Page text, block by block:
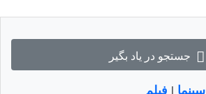
جستجو در یاد بگیر
سینما | فیلم